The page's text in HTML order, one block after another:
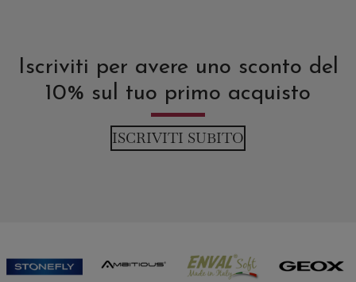
Iscriviti per avere uno sconto del
10% sul tuo primo acquisto
ISCRIVITI SUBITO